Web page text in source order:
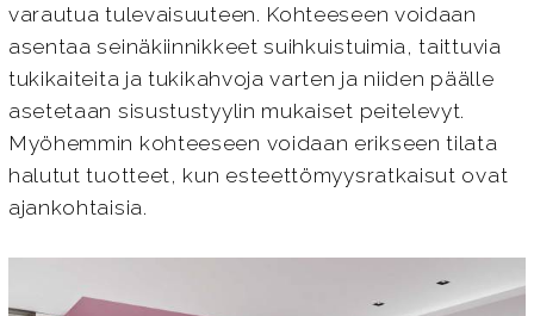
varautua tulevaisuuteen. Kohteeseen voidaan
asentaa seinäkiinnikkeet suihkuistuimia, taittuvia
tukikaiteita ja tukikahvoja varten ja niiden päälle
asetetaan sisustustyylin mukaiset peitelevyt.
Myöhemmin kohteeseen voidaan erikseen tilata
halutut tuotteet, kun esteettömyysratkaisut ovat
ajankohtaisia.